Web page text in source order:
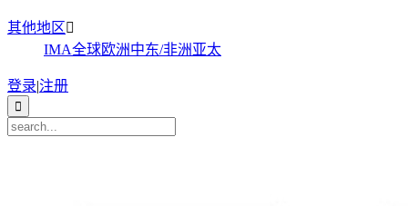
其他地区
IMA全球欧洲中东/非洲亚太
登录|注册
